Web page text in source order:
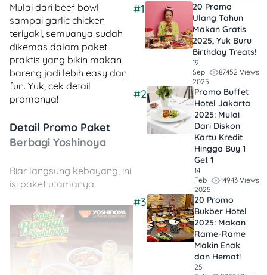
Mulai dari beef bowl
sampai garlic chicken
teriyaki, semuanya sudah
dikemas dalam paket
praktis yang bikin makan
bareng jadi lebih easy dan
fun. Yuk, cek detail
promonya!
Detail Promo Paket
Berbagi Yoshinoya
Biar langsung kebayang, ini
isi paket utamanya:
#1
20 Promo
Ulang Tahun
Makan Gratis
2025, Yuk Buru
Birthday Treats!
19
Sep
2025
87452 Views
#2
Promo Buffet
Hotel Jakarta
2025: Mulai
Dari Diskon
Kartu Kredit
Hingga Buy 1
Get 1
14
Feb
2025
14943 Views
#3
20 Promo
Bukber Hotel
2025: Makan
Rame-Rame
Makin Enak
dan Hemat!
25